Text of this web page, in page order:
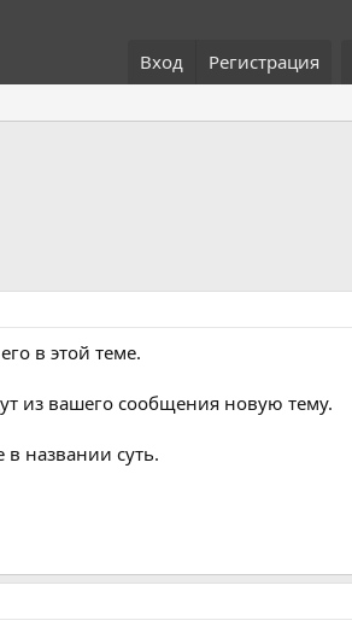
Вход Регистрация
в этой теме.
из вашего сообщения новую тему.
в названии суть.